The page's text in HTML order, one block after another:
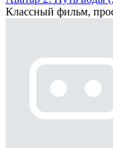
Классный фильм,